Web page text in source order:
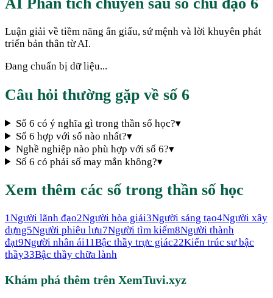
Luận giải về tiềm năng ẩn giấu, sứ mệnh và lời khuyên phát
triển bản thân từ AI.
Đang chuẩn bị dữ liệu...
Câu hỏi thường gặp về số 6
Số 6 có ý nghĩa gì trong thần số học?▾
Số 6 hợp với số nào nhất?▾
Nghề nghiệp nào phù hợp với số 6?▾
Số 6 có phải số may mắn không?▾
Xem thêm các số trong thần số học
1Người lãnh đạo2Người hòa giải3Người sáng tạo4Người xây
dựng5Người phiêu lưu7Người tìm kiếm8Người thành
đạt9Người nhân ái11Bậc thầy trực giác22Kiến trúc sư bậc
thầy33Bậc thầy chữa lành
Khám phá thêm trên XemTuvi.xyz